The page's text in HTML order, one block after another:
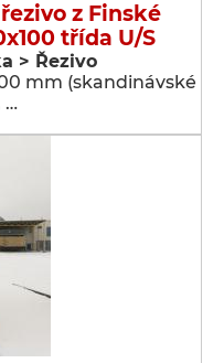
z Finské
třída U/S
> Řezivo
mm (skandinávské
…